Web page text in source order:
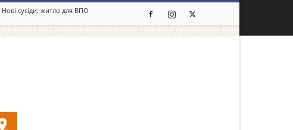
Нові сусіди: житло для ВПО